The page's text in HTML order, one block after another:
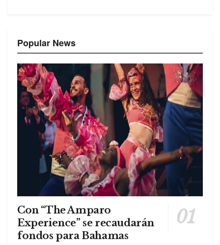
Popular News
Con “The Amparo
Experience” se recaudarán
fondos para Bahamas